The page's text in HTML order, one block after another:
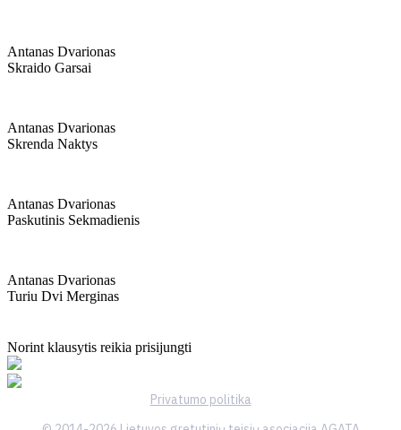
Antanas Dvarionas
Skraido Garsai
Antanas Dvarionas
Skrenda Naktys
Antanas Dvarionas
Paskutinis Sekmadienis
Antanas Dvarionas
Turiu Dvi Merginas
Norint klausytis reikia prisijungti
Privatumo politika